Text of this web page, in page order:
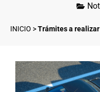
INICIO >Trámites a